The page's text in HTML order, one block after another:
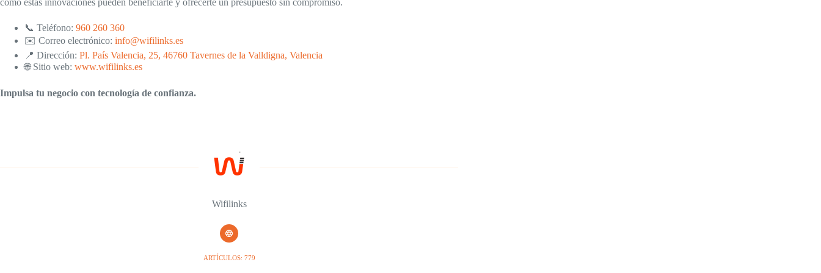
cómo estas innovaciones pueden beneficiarte y ofrecerte un presupuesto sin compromiso.
📞 Teléfono: 960 260 360
✉️ Correo electrónico: info@wifilinks.es
📍 Dirección: Pl. País Valencia, 25, 46760 Tavernes de la Valldigna, Valencia
🌐 Sitio web: www.wifilinks.es
Impulsa tu negocio con tecnología de confianza.
Wifilinks
ARTÍCULOS: 779